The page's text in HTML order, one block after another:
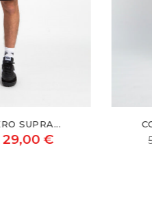
SUPRA...
29,00 €